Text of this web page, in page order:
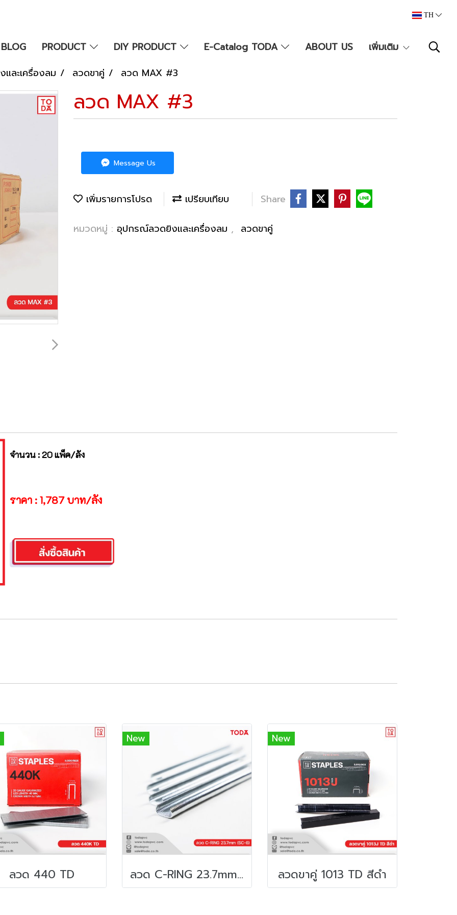
TH
BLOG PRODUCT DIY PRODUCT E-Catalog TODA ABOUT US
เพิ่มเติม
ละเครื่องลม
ลวดขาคู่ ลวด MAX #3
ลวด MAX #3
Message Us
เพิ่มรายการโปรด เปรียบเทียบ Share
หมวดหมู่ : อุปกรณ์ลวดยิงและเครื่องลม , ลวดขาคู่
จำนวน : 20 แพ็ค/ลัง
ราคา : 1,787 บาท/ลัง
ลวด 440 TD
New
ลวด C-RING 23.7mm (SC-6)
New
ลวดขาคู่ 1013 TD สีดำ